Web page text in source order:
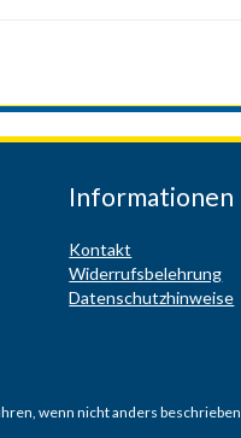
Informationen
Kontakt
Widerrufsbelehrung
Datenschutzhinweise
wenn nicht anders beschrieben